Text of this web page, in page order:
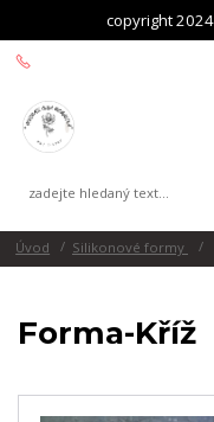
copyright
Úvod Silikonové formy
Forma-Kříž